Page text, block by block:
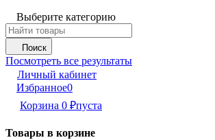
Выберите категорию
Поиск
Посмотреть все результаты
Личный кабинет
Избранное0
Корзина 0 ₽пуста
Товары в корзине